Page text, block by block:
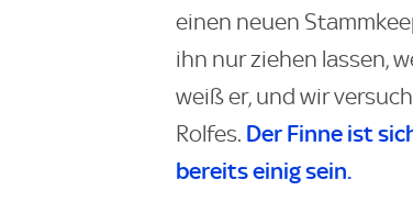
einen neuen
ihn nur ziehen lassen,
weiß er, und wir
Rolfes. Der Finne ist
bereits einig sein.